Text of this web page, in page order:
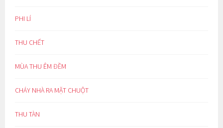
PHI LÍ
THU CHẾT
MÙA THU ÊM ĐỀM
CHÁY NHÀ RA MẶT CHUỘT
THU TÀN